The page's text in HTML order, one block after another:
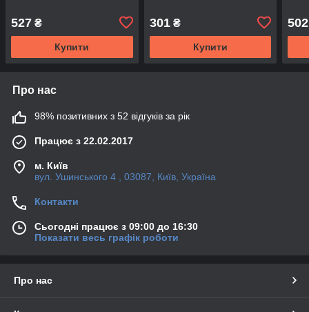
527 ₴
Купити
301₴
Купити
502
Про нас
98% позитивних з 52 відгуків за рік
Працює з 22.02.2017
м. Київ
вул. Ушинського 4 , 03087, Київ, Україна
Контакти
Сьогодні працює з 09:00 до 16:30
Показати весь графік роботи
Про нас